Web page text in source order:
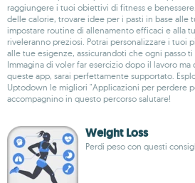
raggiungere i tuoi obiettivi di fitness e
delle calorie, trovare idee per i pasti in base alle
impostare routine di allenamento efficaci e alla
riveleranno preziosi. Potrai personalizzare i tuoi
alle tue esigenze, assicurandoti che ogni passo
Immagina di voler far esercizio dopo il lavoro ma
queste app, sarai perfettamente supportato.
Uptodown le migliori "Applicazioni per perdere
accompagnino in questo percorso salutare!
Weight Loss
Perdi peso con questi